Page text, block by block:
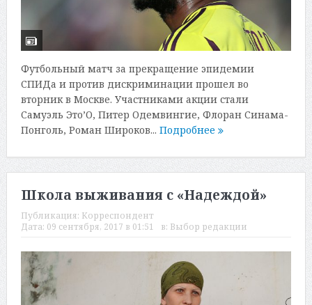
Футбольный матч за прекращение эпидемии
СПИДа и против дискриминации прошел во
вторник в Москве. Участниками акции стали
Самуэль Это’О, Питер Одемвингие, Флоран Синама-
Понголь, Роман Широков... Подробнее
Школа выживания с «Надеждой»
Публикация: Корреспондент
Дата: 09 сентября, 2017 в 01:51 в: Выбор редакции